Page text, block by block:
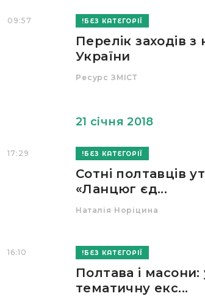
09:57 БЕЗ КАТЕГОРІЇ
Перелік заходів
України
Ресурс ЗМІСТ
21 січня 2018
17:29 БЕЗ КАТЕГОРІЇ
Сотні полтавців
«Ланцюг єд...
Наталія Норіцина
16:10 БЕЗ КАТЕГОРІЇ
Полтава і масони:
тематичну екс...